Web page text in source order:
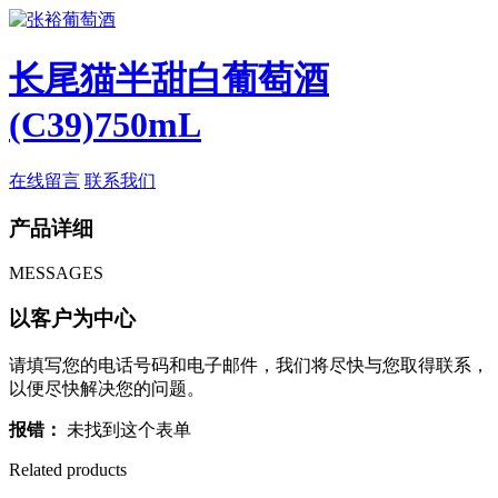
长尾猫半甜白葡萄酒
(C39)750mL
在线留言 联系我们
产品详细
MESSAGES
以客户为中心
请填写您的电话号码和电子邮件，我们将尽快与您取得联系，
以便尽快解决您的问题。
报错： 未找到这个表单
Related products